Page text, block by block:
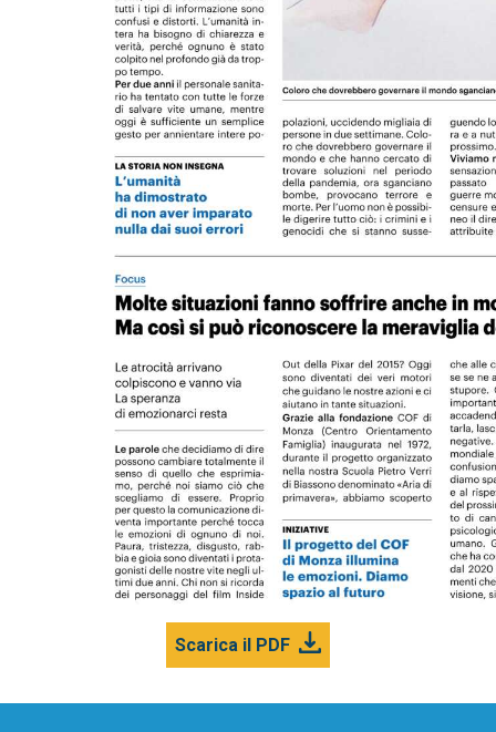
Scarica il PDF